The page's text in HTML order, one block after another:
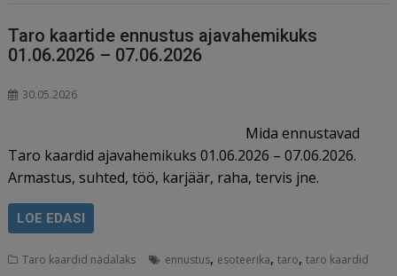
Taro kaartide ennustus ajavahemikuks
01.06.2026 – 07.06.2026
30.05.2026
Mida ennustavad
Taro kaardid ajavahemikuks 01.06.2026 – 07.06.2026.
Armastus, suhted, töö, karjäär, raha, tervis jne.
LOE EDASI
Taro kaardid nädalaks ennustus, esoteerika,taro,taro kaardid